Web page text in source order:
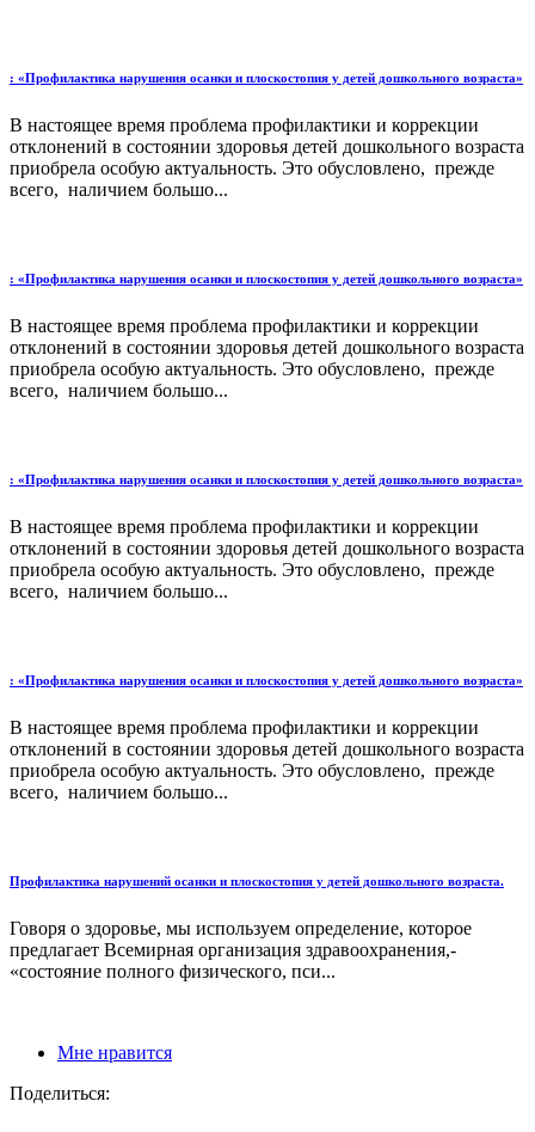
: «Профилактика нарушения осанки и плоскостопия у детей дошкольного возраста»
В настоящее время проблема профилактики и коррекции
отклонений в состоянии здоровья детей дошкольного возраста
приобрела особую актуальность. Это обусловлено, прежде
всего, наличием большо...
: «Профилактика нарушения осанки и плоскостопия у детей дошкольного возраста»
В настоящее время проблема профилактики и коррекции
отклонений в состоянии здоровья детей дошкольного возраста
приобрела особую актуальность. Это обусловлено, прежде
всего, наличием большо...
: «Профилактика нарушения осанки и плоскостопия у детей дошкольного возраста»
В настоящее время проблема профилактики и коррекции
отклонений в состоянии здоровья детей дошкольного возраста
приобрела особую актуальность. Это обусловлено, прежде
всего, наличием большо...
: «Профилактика нарушения осанки и плоскостопия у детей дошкольного возраста»
В настоящее время проблема профилактики и коррекции
отклонений в состоянии здоровья детей дошкольного возраста
приобрела особую актуальность. Это обусловлено, прежде
всего, наличием большо...
Профилактика нарушений осанки и плоскостопия у детей дошкольного возраста.
Говоря о здоровье, мы используем определение, которое
предлагает Всемирная организация здравоохранения,-
«состояние полного физического, пси...
Мне нравится
Поделиться: